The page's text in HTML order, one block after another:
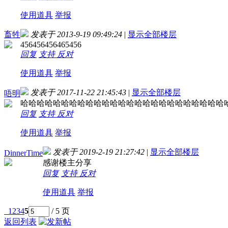
使用道具 举报
畜牲 发表于 2013-9-19 09:49:24 | 显示全部楼层
456456456465456
回复 支持 反对
使用道具 举报
唔明 发表于 2017-11-22 21:45:43 | 显示全部楼层
哈哈哈哈哈哈哈哈哈哈哈哈哈哈哈哈哈哈哈哈哈哈哈哈
回复 支持 反对
使用道具 举报
DinnerTime 发表于 2019-2-19 21:27:42 | 显示全部楼层
感谢楼主分享
回复 支持 反对
使用道具 举报
1 2345
/ 5 页
返回列表